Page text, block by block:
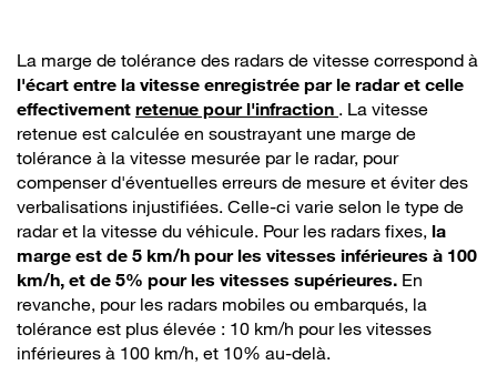
La marge de tolérance des radars de vitesse correspond à
l'écart entre la vitesse enregistrée par le radar et celle
effectivement retenue pour l'infraction . La vitesse
retenue est calculée en soustrayant une marge de
tolérance à la vitesse mesurée par le radar, pour
compenser d'éventuelles erreurs de mesure et éviter des
verbalisations injustifiées. Celle-ci varie selon le type de
radar et la vitesse du véhicule. Pour les radars fixes, la
marge est de 5 km/h pour les vitesses inférieures à 100
km/h, et de 5% pour les vitesses supérieures. En
revanche, pour les radars mobiles ou embarqués, la
tolérance est plus élevée : 10 km/h pour les vitesses
inférieures à 100 km/h, et 10% au-delà.